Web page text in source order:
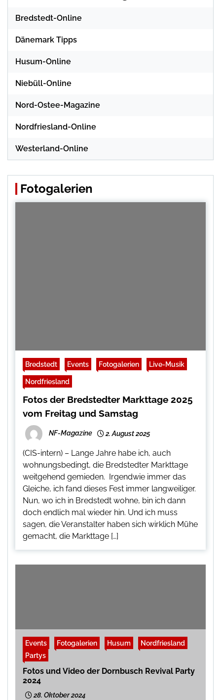
Bredstedt-Online
Dänemark Tipps
Husum-Online
Niebüll-Online
Nord-Ostee-Magazine
Nordfriesland-Online
Westerland-Online
Fotogalerien
Bredstedt Events Fotogalerien Live-Musik
Nordfriesland
Fotos der Bredstedter Markttage 2025
vom Freitag und Samstag
NF-Magazine 2. August 2025
(CIS-intern) – Lange Jahre habe ich, auch
wohnungsbedingt, die Bredstedter Markttage
weitgehend gemieden. Irgendwie immer das
Gleiche, ich fand dieses Fest immer langweiliger.
Nun, wo ich in Bredstedt wohne, bin ich dann
doch endlich mal wieder hin. Und ich muss
sagen, die Veranstalter haben sich wirklich Mühe
gemacht, die Markttage […]
Events Fotogalerien Husum
Nordfriesland
Partys
Fotos und Video der Dornbusch Revival Party
2024
28. Oktober 2024